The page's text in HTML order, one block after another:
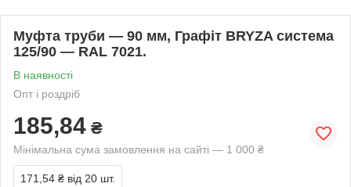
Муфта труби — 90 мм, Графіт BRYZA система
125/90 — RAL 7021.
В наявності
Опт і роздріб
185,84 ₴
Мінімальна сума замовлення на сайті — 1 000 ₴
171,54 ₴ від 20 шт.